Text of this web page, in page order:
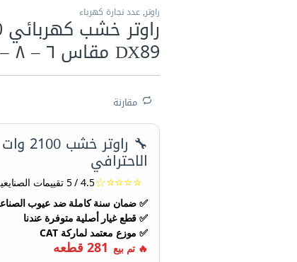
راوتر,عدد نجارة كهرباء
DX89 مقاس ٦ – ٨ – ١٢ ملي
مقارنة
🔧
الاحترافي
⭐️⭐️⭐️⭐️☆4.5 / 5 تقييمات الصنايعية
✅ ضمان سنة كاملة ضد عيوب
✅ قطع غيار أصلية متوفرة عندنا
✅ موزع معتمد لماركة CAT
🔥 تم بيع 281 قطعه